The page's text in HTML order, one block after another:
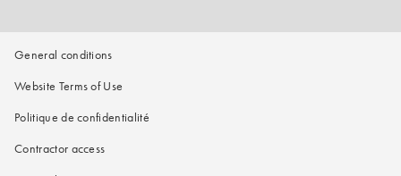
General conditions
Website Terms of Use
Politique de confidentialité
Contractor access